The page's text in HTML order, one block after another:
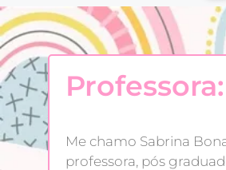
Me chamo Sabrina
professora, pós